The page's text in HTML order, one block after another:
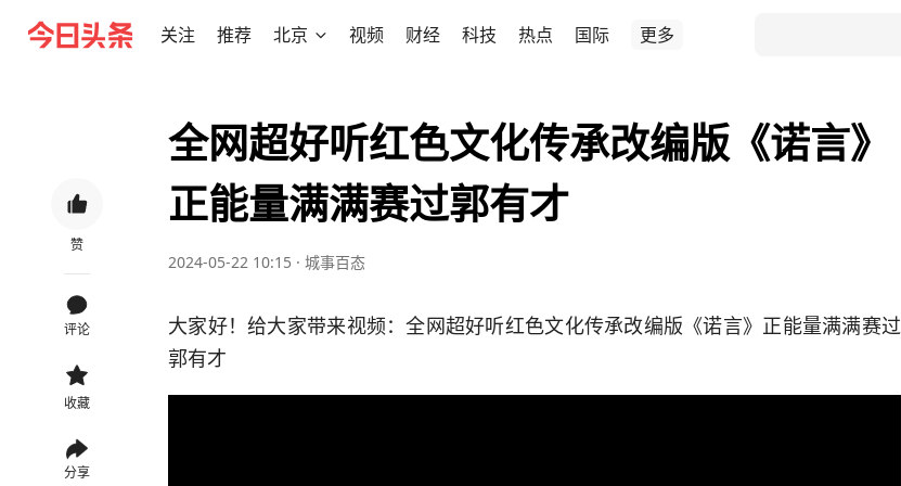
关注 推荐 北京 视频 财经 科技 热点 国际 更多
赞
评论
收藏
分享
全网超好听红色文化传承改编版《诺言》
正能量满满赛过郭有才
2024-05-22 10:15 · 城事百态
大家好！给大家带来视频：全网超好听红色文化传承改编版《诺言》正能量满满赛过
郭有才